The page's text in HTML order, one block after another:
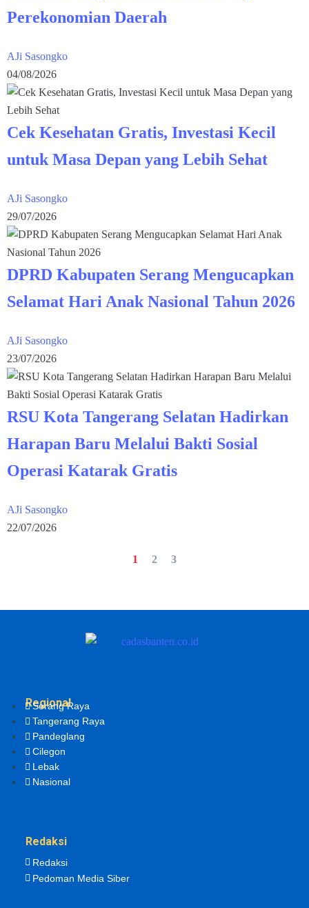
Perekonomian Daerah
AJi Sasongko
04/08/2026
Cek Kesehatan Gratis, Investasi Kecil
untuk Masa Depan yang Lebih Sehat
AJi Sasongko
29/07/2026
DPRD Kabupaten Serang Mengucapkan
Selamat Hari Anak Nasional Tahun 2026
AJi Sasongko
23/07/2026
RSU Kota Tangerang Selatan Hadirkan
Harapan Baru Melalui Bakti Sosial
Operasi Katarak Gratis
AJi Sasongko
22/07/2026
1 2 3
Regional
Serang Raya
Tangerang Raya
Pandeglang
Cilegon
Lebak
Nasional
Redaksi
Redaksi
Pedoman Media Siber